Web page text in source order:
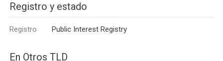
Registro y estado
Registro Public Interest Registry
En Otros TLD